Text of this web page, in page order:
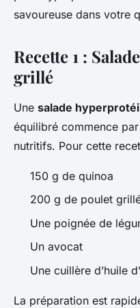
savoureuse dans votre
Recette 1 :
grillé
Une salade
équilibré commence
nutritifs. Pour cette
150 g de quinoa
200 g de poulet
Une poignée de
Un avocat
Une cuillère d’huile
La préparation est